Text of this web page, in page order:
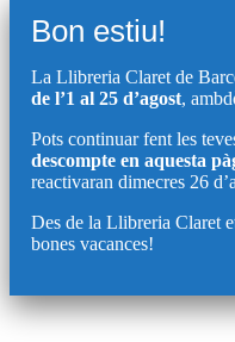
Bon estiu!
La Llibreria Claret de
de l’1 al 25 d’agost,
Pots continuar fent les
descompte en aquesta
reactivaran dimecres 26
Des de la Llibreria Claret
bones vacances!